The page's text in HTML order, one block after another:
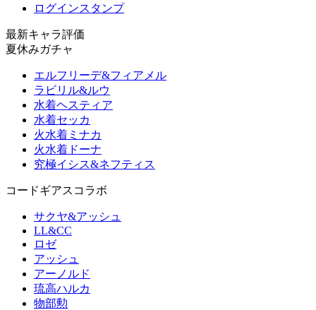
ログインスタンプ
最新キャラ評価
夏休みガチャ
エルフリーデ&フィアメル
ラビリル&ルウ
水着ヘスティア
水着セッカ
火水着ミナカ
火水着ドーナ
究極イシス&ネフティス
コードギアスコラボ
サクヤ&アッシュ
LL&CC
ロゼ
アッシュ
アーノルド
琉高ハルカ
物部勲